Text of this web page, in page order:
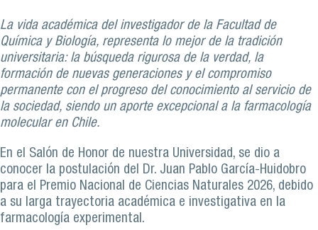
La vida académica del investigador de la Facultad de
Química y Biología, representa lo mejor de la tradición
universitaria: la búsqueda rigurosa de la verdad, la
formación de nuevas generaciones y el compromiso
permanente con el progreso del conocimiento al servicio de
la sociedad, siendo un aporte excepcional a la farmacología
molecular en Chile.
En el Salón de Honor de nuestra Universidad, se dio a
conocer la postulación del Dr. Juan Pablo García-Huidobro
para el Premio Nacional de Ciencias Naturales 2026, debido
a su larga trayectoria académica e investigativa en la
farmacología experimental.